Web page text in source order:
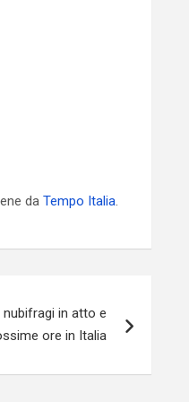
da Tempo Italia.
nubifragi in atto e
ore in Italia